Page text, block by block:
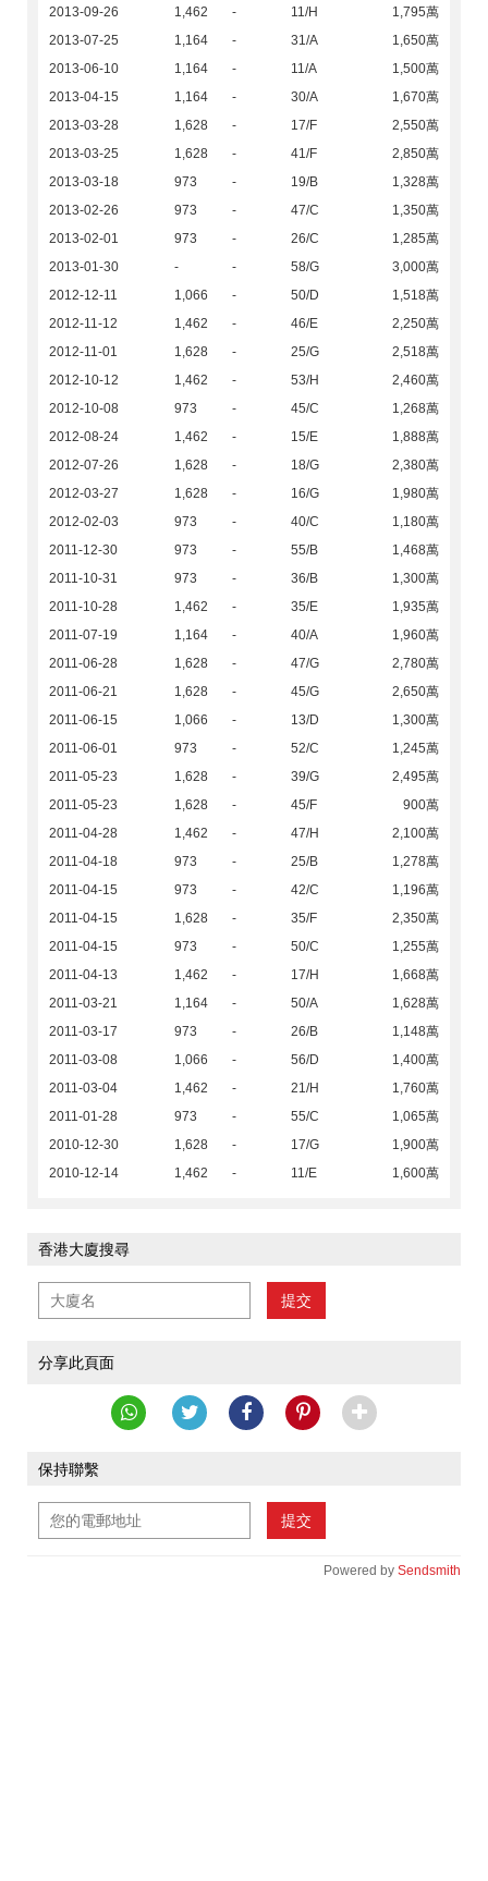
2013-09-26
1,462 - 11/H
1,795萬
2013-07-25
1,164 - 31/A
1,650萬
2013-06-10
1,164 - 11/A
1,500萬
2013-04-15
1,164 - 30/A
1,670萬
2013-03-28
1,628 - 17/F
2,550萬
2013-03-25
1,628 - 41/F
2,850萬
2013-03-18
973 - 19/B
1,328萬
2013-02-26
973 - 47/C
1,350萬
2013-02-01
973 - 26/C
1,285萬
2013-01-30
- - 58/G
3,000萬
2012-12-11
1,066 - 50/D
1,518萬
2012-11-12
1,462 - 46/E
2,250萬
2012-11-01
1,628 - 25/G
2,518萬
2012-10-12
1,462 - 53/H
2,460萬
2012-10-08
973 - 45/C
1,268萬
2012-08-24
1,462 - 15/E
1,888萬
2012-07-26
1,628 - 18/G
2,380萬
2012-03-27
1,628 - 16/G
1,980萬
2012-02-03
973 - 40/C
1,180萬
2011-12-30
973 - 55/B
1,468萬
2011-10-31
973 - 36/B
1,300萬
2011-10-28
1,462 - 35/E
1,935萬
2011-07-19
1,164 - 40/A
1,960萬
2011-06-28
1,628 - 47/G
2,780萬
2011-06-21
1,628 - 45/G
2,650萬
2011-06-15
1,066 - 13/D
1,300萬
2011-06-01
973 - 52/C
1,245萬
2011-05-23
1,628 - 39/G
2,495萬
2011-05-23
1,628 - 45/F
900萬
2011-04-28
1,462 - 47/H
2,100萬
2011-04-18
973 - 25/B
1,278萬
2011-04-15
973 - 42/C
1,196萬
2011-04-15
1,628 - 35/F
2,350萬
2011-04-15
973 - 50/C
1,255萬
2011-04-13
1,462 - 17/H
1,668萬
2011-03-21
1,164 - 50/A
1,628萬
2011-03-17
973 - 26/B
1,148萬
2011-03-08
1,066 - 56/D
1,400萬
2011-03-04
1,462 - 21/H
1,760萬
2011-01-28
973 - 55/C
1,065萬
2010-12-30
1,628 - 17/G
1,900萬
2010-12-14
1,462 - 11/E 1,600萬
香港大廈搜尋
提交
分享此頁面
保持聯繫
提交
Powered by Sendsmith